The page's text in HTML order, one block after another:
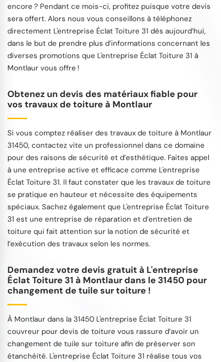
encore ? Pendant ce mois-ci, profitez puisque votre devis
sera offert. Alors nous vous conseillons à téléphonez
directement L'entreprise Éclat Toiture 31 dès aujourd’hui,
dans le but de prendre plus d’informations concernant les
diverses promotions que L'entreprise Éclat Toiture 31 à
Montlaur vous offre !
Obtenez un devis des matériaux fiable pour
vos travaux de toiture à Montlaur
Si vous comptez réaliser des travaux de toiture à Montlaur
31450, contactez vite un professionnel dans ce domaine
pour des raisons de sécurité et d’esthétique. Faites appel
à une entreprise active et efficace comme L'entreprise
Éclat Toiture 31. Il faut constater que les travaux de toiture
se pratique en hauteur et nécessite des équipements
spéciaux. Sachez également que L'entreprise Éclat Toiture
31 est une entreprise de réparation et d’entretien de
toiture qui fait attention sur la notion de sécurité et
l’exécution des travaux selon les normes.
Demandez votre devis gratuit à L'entreprise
Éclat Toiture 31 à Montlaur dans le 31450 pour
changement de tuile sur toiture !
À Montlaur dans la 31450 L'entreprise Éclat Toiture 31
couvreur pour devis de toiture vous rassure d’avoir un
changement de tuile sur toiture afin de préserver son
étanchéité. L'entreprise Éclat Toiture 31 réalise tous vos